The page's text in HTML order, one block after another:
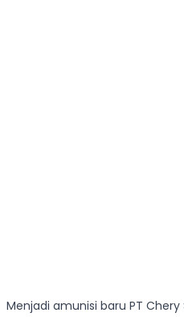
Menjadi amunisi baru PT